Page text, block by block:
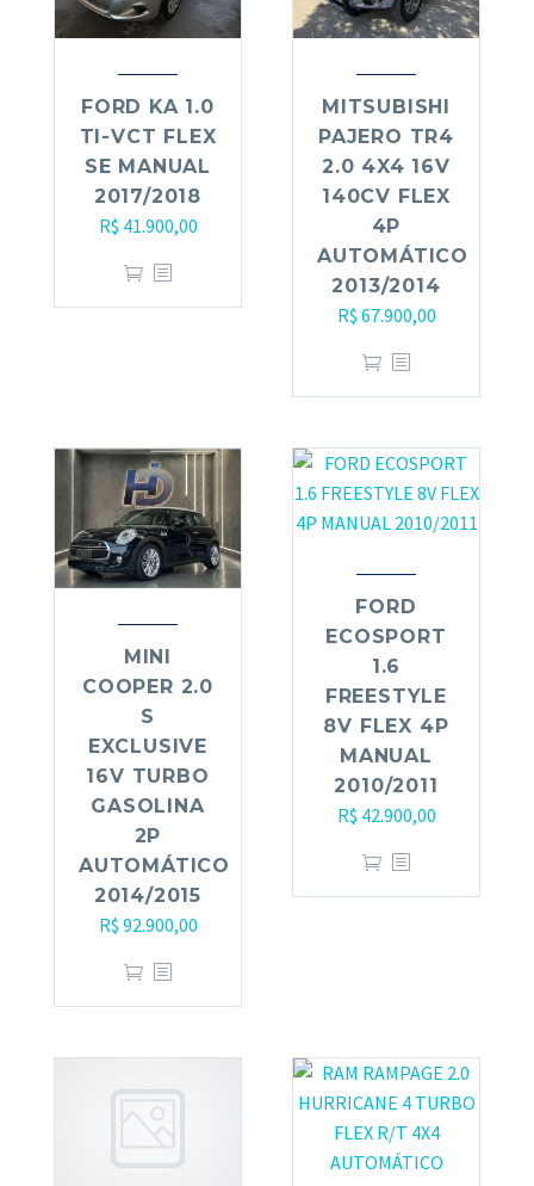
FORD KA 1.0
TI-VCT FLEX
SE MANUAL
2017/2018
R$ 41.900,00
MITSUBISHI
PAJERO TR4
2.0 4X4 16V
140CV FLEX
4P
AUTOMÁTICO
2013/2014
R$ 67.900,00
MINI
COOPER 2.0
S
EXCLUSIVE
16V TURBO
GASOLINA
2P
AUTOMÁTICO
2014/2015
R$ 92.900,00
FORD
ECOSPORT
1.6
FREESTYLE
8V FLEX 4P
MANUAL
2010/2011
R$ 42.900,00